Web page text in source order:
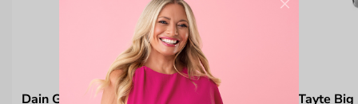
Dain Grey Tayte Big